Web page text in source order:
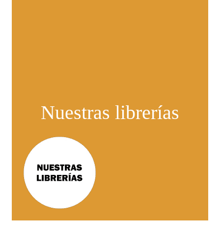
Nuestras librerías